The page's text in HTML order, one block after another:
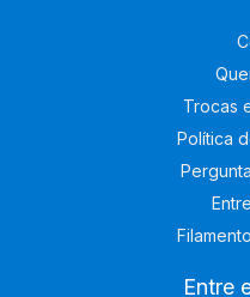
Trocas
Política
Entre